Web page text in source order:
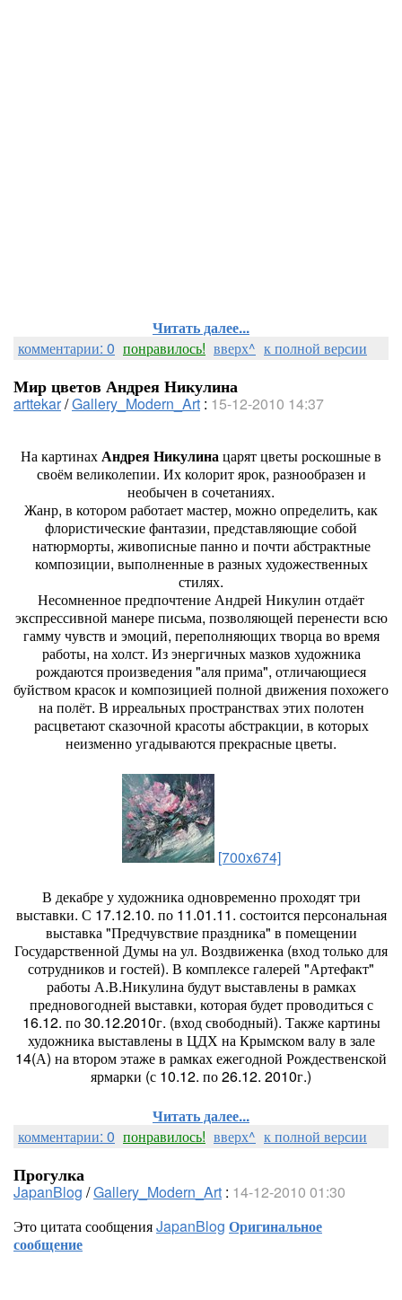
Читать далее...
комментарии: 0 понравилось! вверх^ к полной версии
Мир цветов Андрея Никулина
arttekar/Gallery_Modern_Art : 15-12-2010 14:37
На картинахАндрея Никулинацарят цветы роскошные в
своём великолепии. Их колорит ярок, разнообразен и
необычен в сочетаниях.
Жанр, в котором работает мастер, можно определить, как
флористические фантазии, представляющие собой
натюрморты, живописные панно и почти абстрактные
композиции, выполненные в разных художественных
стилях.
Несомненное предпочтение Андрей Никулин отдаёт
экспрессивной манере письма, позволяющей перенести всю
гамму чувств и эмоций, переполняющих творца во время
работы, на холст. Из энергичных мазков художника
рождаются произведения "аля прима", отличающиеся
буйством красок и композицией полной движения похожего
на полёт. В ирреальных пространствах этих полотен
расцветают сказочной красоты абстракции, в которых
неизменно угадываются прекрасные цветы.
[700x674]
В декабре у художника одновременно проходят три
выставки. С 17.12.10. по 11.01.11. состоится персональная
выставка "Предчувствие праздника" в помещении
Государственной Думы на ул. Воздвиженка (вход только для
сотрудников и гостей). В комплексе галерей "Артефакт"
работы А.В.Никулина будут выставлены в рамках
предновогодней выставки, которая будет проводиться с
16.12. по 30.12.2010г. (вход свободный). Также картины
художника выставлены в ЦДХ на Крымском валу в зале
14(А) на втором этаже в рамках ежегодной Рождественской
ярмарки (с 10.12. по 26.12. 2010г.)
Читать далее...
комментарии: 0 понравилось! вверх^ к полной версии
Прогулка
JapanBlog /Gallery_Modern_Art : 14-12-2010 01:30
Это цитата сообщенияJapanBlog Оригинальное
сообщение